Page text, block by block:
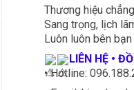
Thương hiệu
Sang trọng, lịch
Luôn luôn bên
LIÊN HỆ •
• Hotline: